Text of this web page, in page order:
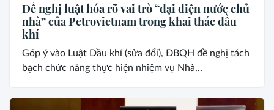
Đề nghị luật hóa rõ vai trò “đại diện nước chủ
nhà” của Petrovietnam trong khai thác dầu
khí
Góp ý vào Luật Dầu khí (sửa đổi), ĐBQH đề nghị tách
bạch chức năng thực hiện nhiệm vụ Nhà...